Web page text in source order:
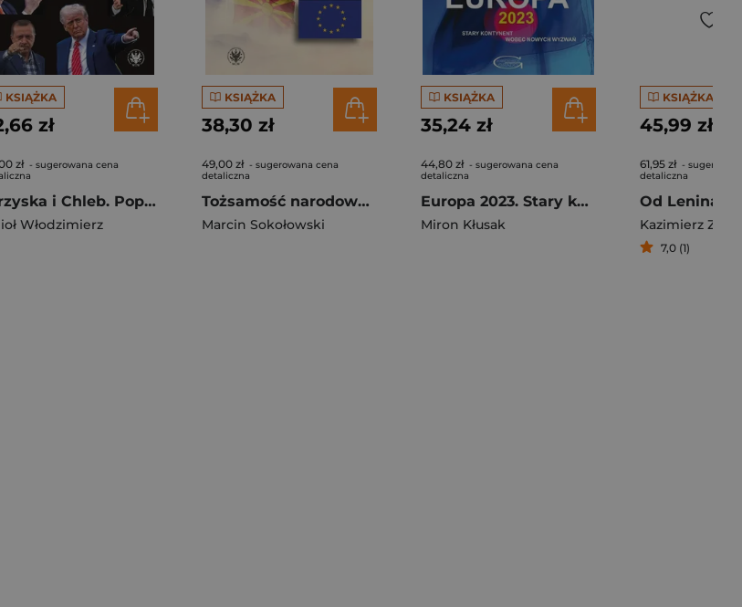
KSIĄŻKA
zł
zł - sugerowana cena
Igrzyska i Chleb. Populizm tradycjonalistyczny w perspektywie porównawczej
Włodzimierz
KSIĄŻKA
38,30 zł
49,00 zł - sugerowana cena
detaliczna
Tożsamość narodowa Macedończyków w procesie integracji europejskiej
Marcin Sokołowski
KSIĄŻKA
35,24 zł
44,80 zł - sugerowana cena
detaliczna
Europa 2023. Stary kontynent wobec nowych wyzwań
Miron Kłusak
KSIĄŻKA
45,99 zł
61,95 zł -
detaliczna
Od Lenina
Kazimierz
7,0 (1)